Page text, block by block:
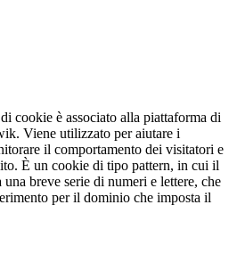
cookie è associato alla piattaforma di
Viene utilizzato per aiutare i
il comportamento dei visitatori e
È un cookie di tipo pattern, in cui il
breve serie di numeri e lettere, che
per il dominio che imposta il